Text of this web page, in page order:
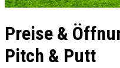
Preise &
Pitch & Putt